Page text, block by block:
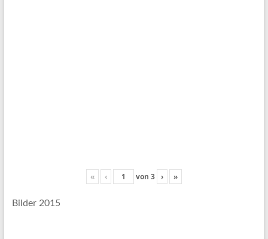
« ‹ von 3 › »
Bilder 2015